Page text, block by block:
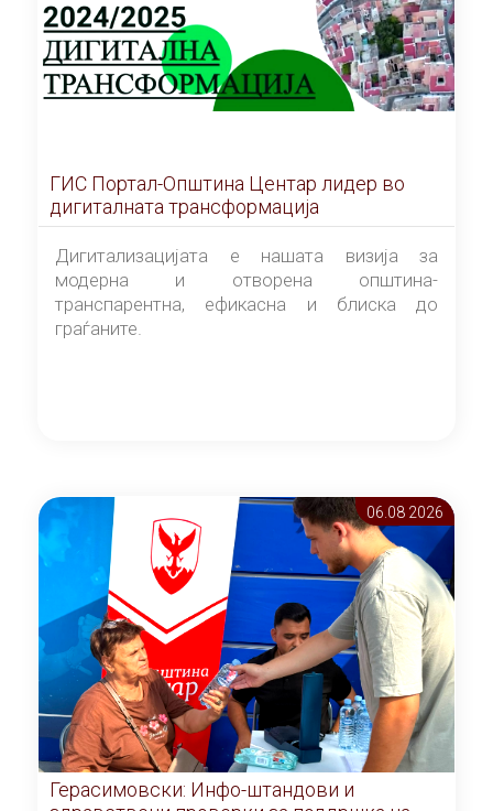
ГИС Портал-Општина Центар лидер во
дигиталната трансформација
Дигитализацијата е нашата визија за
модерна и отворена општина-
транспарентна, ефикасна и блиска до
граѓаните.
06.08 2026
Герасимовски: Инфо-штандови и